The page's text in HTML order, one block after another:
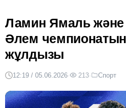
Ламин Ямаль
Әлем
жұлдызы
12:19 / 05.06.2026· 213· Спорт